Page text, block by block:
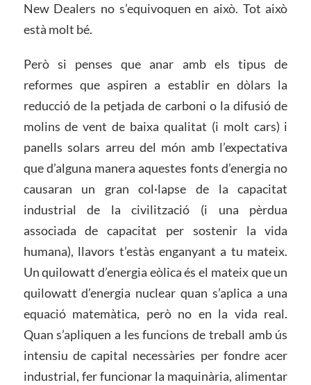
New Dealers no s’equivoquen en això. Tot això
està molt bé.
Però si penses que anar amb els tipus de
reformes que aspiren a establir en dòlars la
reducció de la petjada de carboni o la difusió de
molins de vent de baixa qualitat (i molt cars) i
panells solars arreu del món amb l’expectativa
que d’alguna manera aquestes fonts d’energia no
causaran un gran col·lapse de la capacitat
industrial de la civilització (i una pèrdua
associada de capacitat per sostenir la vida
humana), llavors t’estàs enganyant a tu mateix.
Un quilowatt d’energia eòlica és el mateix que un
quilowatt d’energia nuclear quan s’aplica a una
equació matemàtica, però no en la vida real.
Quan s’apliquen a les funcions de treball amb ús
intensiu de capital necessàries per fondre acer
industrial, fer funcionar la maquinària, alimentar